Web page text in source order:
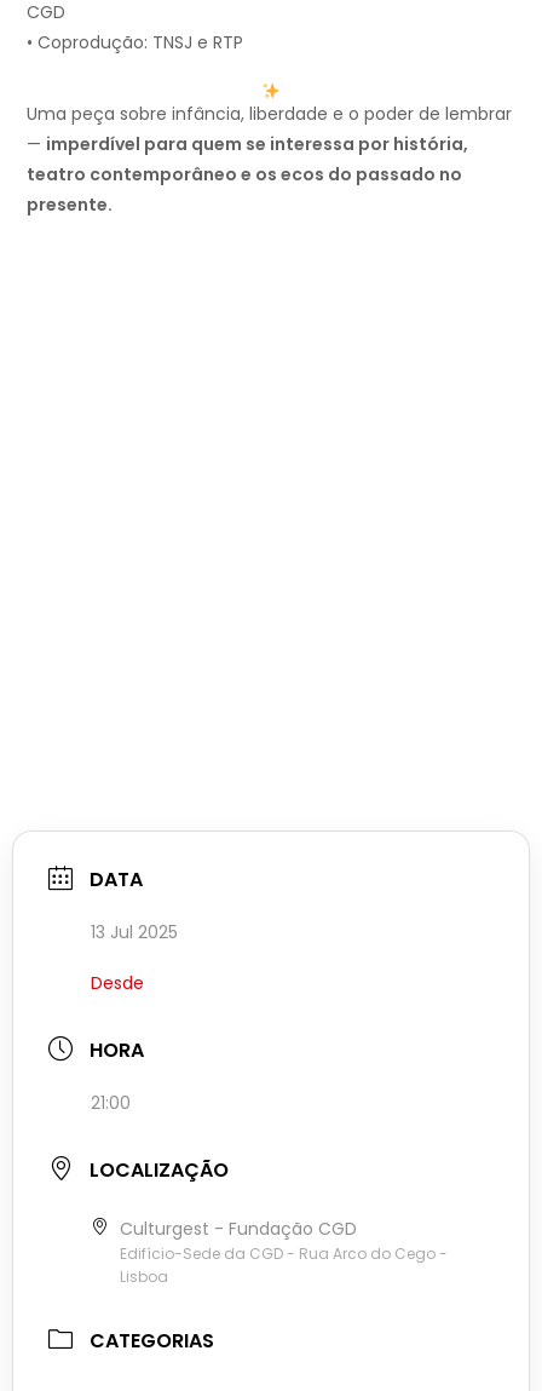
CGD
• Coprodução: TNSJ e RTP
Uma peça sobre infância, liberdade e o poder de lembrar
— imperdível para quem se interessa por história,
teatro contemporâneo e os ecos do passado no
presente.
DATA
13 Jul 2025
Desde
HORA
21:00
LOCALIZAÇÃO
Culturgest - Fundação CGD
Edifício-Sede da CGD - Rua Arco do Cego -
Lisboa
CATEGORIAS